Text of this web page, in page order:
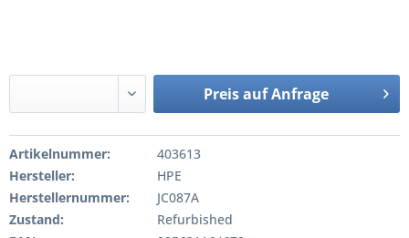
Preis auf Anfrage
Artikelnummer:
403613
Hersteller:
HPE
Herstellernummer:
JC087A
Zustand:
Refurbished